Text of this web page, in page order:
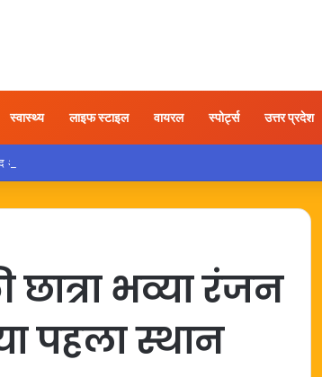
स्वास्थ्य लाइफ स्टाइल वायरल स्पोर्ट्स उत्तर प्रदेश
पहुंचे बृजभूषण, समर्थकों ने किया स्वागत
छात्रा भव्या रंजन
पहला स्थान